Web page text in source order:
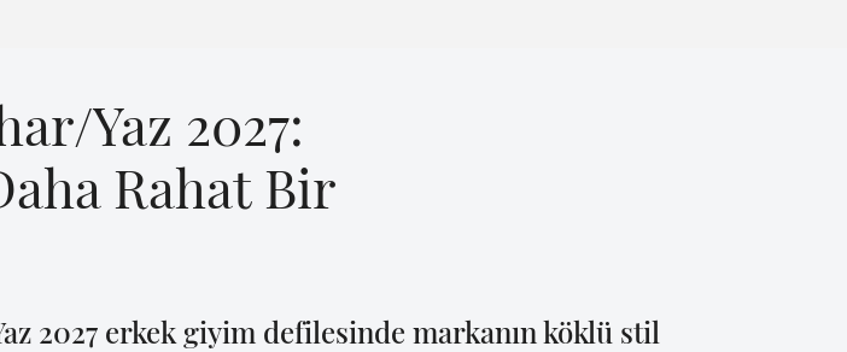
Yaz 2027:
Rahat Bir
2027 erkek giyim defilesinde markanın köklü stil